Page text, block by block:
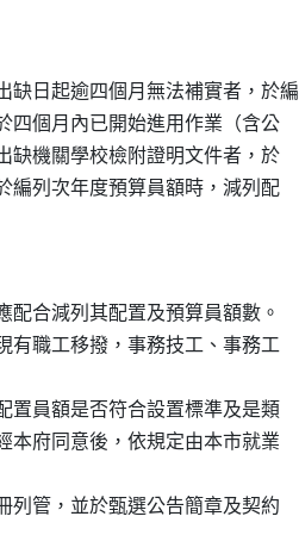
缺日起逾四個月無法補實者，於編
四個月內已開始進用作業（含公
缺機關學校檢附證明文件者，於
編列次年度預算員額時，減列配
合減列其配置及預算員額數。
有職工移撥，事務技工、事務工
置員額是否符合設置標準及是類
本府同意後，依規定由本市就業
列管，並於甄選公告簡章及契約